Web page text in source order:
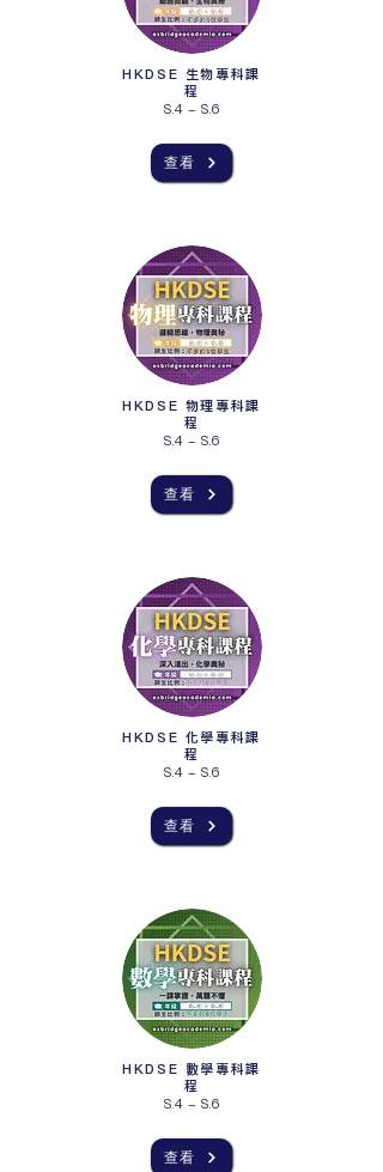
HKDSE 生物專科課
程
S.4 - S.6
查看
HKDSE 物理專科課
程
S.4 - S.6
查看
HKDSE 化學專科課
程
S.4 - S.6
查看
HKDSE 數學專科課
程
S.4 - S.6
查看